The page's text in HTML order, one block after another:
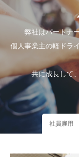
弊社はパートナ
個人事業主の軽ドラ
共に成長して
社員雇用